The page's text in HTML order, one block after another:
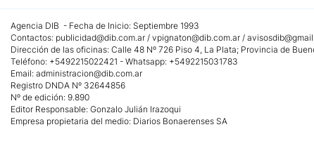
Agencia DIB - Fecha de Inicio: Septiembre 1993
Contactos: publicidad@dib.com.ar / vpignaton@dib.com.ar /
Dirección de las oficinas: Calle 48 Nº 726 Piso 4, La Plata; Provincia de
Teléfono: +5492215022421 - Whatsapp: +5492215031783
Email: administracion@dib.com.ar
Registro DNDA Nº 32644856
Nº de edición: 9.890
Editor Responsable: Gonzalo Julián Irazoqui
Empresa propietaria del medio: Diarios Bonaerenses SA